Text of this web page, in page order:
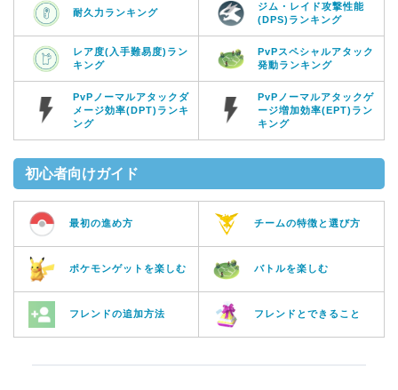
耐久力ランキング
ジム・レイド攻撃性能
(DPS)ランキング
レア度(入手難易度)ラン
キング
PvPスペシャルアタック
発動ランキング
PvPノーマルアタックダ
メージ効率(DPT)ランキ
ング
PvPノーマルアタックゲ
ージ増加効率(EPT)ラン
キング
初心者向けガイド
最初の進め方 チームの特徴と選び方
ポケモンゲットを楽しむ バトルを楽しむ
フレンドの追加方法 フレンドとできること